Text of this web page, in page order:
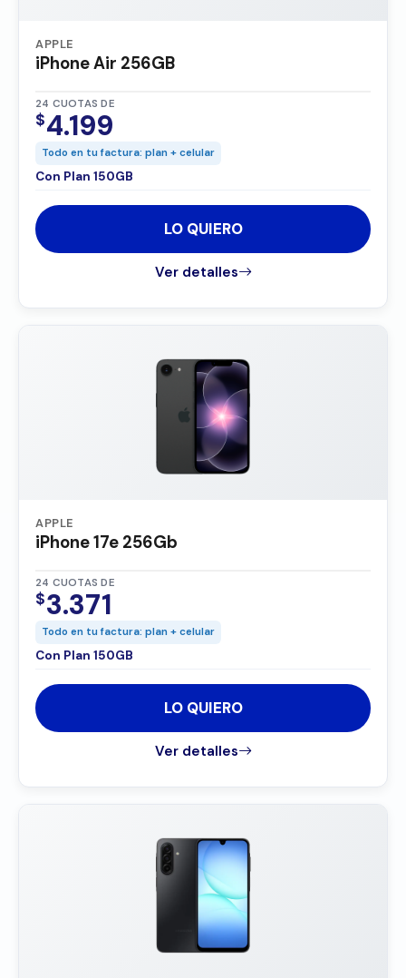
APPLE
iPhone Air 256GB
24 CUOTAS DE
$4.199
Todo en tu factura: plan + celular
Con Plan 150GB
LO QUIERO
Ver detalles
APPLE
iPhone 17e 256Gb
24 CUOTAS DE
$3.371
Todo en tu factura: plan + celular
Con Plan 150GB
LO QUIERO
Ver detalles